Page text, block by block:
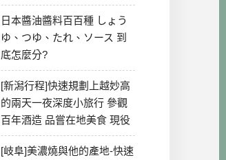
冰川神社、美食彙整
日本醬油醬料百百種 しょう
ゆ、つゆ、たれ、ソース 到
底怎麼分?
[新潟行程]快速規劃上越妙高
的兩天一夜深度小旅行 參觀
百年酒造 品嘗在地美食 現役
最老牌電影院
[岐阜]美濃燒與他的產地-快速